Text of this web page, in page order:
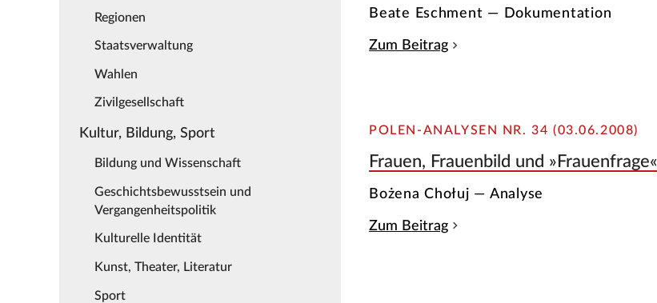
Regionen
Staatsverwaltung
Wahlen
Zivilgesellschaft
Kultur, Bildung, Sport
Bildung und Wissenschaft
Geschichtsbewusstsein und
Vergangenheitspolitik
Kulturelle Identität
Kunst, Theater, Literatur
Sport
Beate Eschment — Dokumentation
Zum Beitrag
POLEN-ANALYSEN NR. 34 (03.06.2008)
Frauen, Frauenbild und »Frauenfrage«
Bożena Chołuj — Analyse
Zum Beitrag